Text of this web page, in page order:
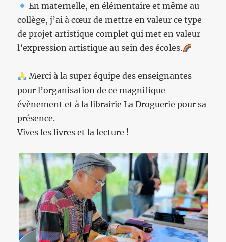
En maternelle, en élémentaire et même au
collège, j’ai à cœur de mettre en valeur ce type
de projet artistique complet qui met en valeur
l’expression artistique au sein des écoles.
Merci à la super équipe des enseignantes
pour l’organisation de ce magnifique
évènement et à la librairie La Droguerie pour sa
présence.
Vives les livres et la lecture !